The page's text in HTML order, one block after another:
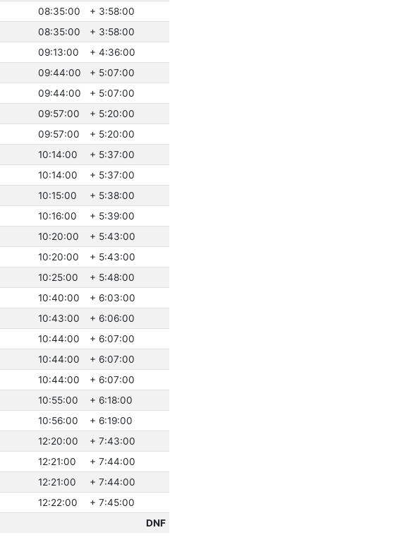
08:35:00
+ 3:58:00
08:35:00
+ 3:58:00
09:13:00
+ 4:36:00
09:44:00
+ 5:07:00
09:44:00
+ 5:07:00
09:57:00
+ 5:20:00
09:57:00
+ 5:20:00
10:14:00
+ 5:37:00
10:14:00
+ 5:37:00
10:15:00
+ 5:38:00
10:16:00
+ 5:39:00
10:20:00
+ 5:43:00
10:20:00
+ 5:43:00
10:25:00
+ 5:48:00
10:40:00
+ 6:03:00
10:43:00
+ 6:06:00
10:44:00
+ 6:07:00
10:44:00
+ 6:07:00
10:44:00
+ 6:07:00
10:55:00
+ 6:18:00
10:56:00
+ 6:19:00
12:20:00
+ 7:43:00
12:21:00
+ 7:44:00
12:21:00
+ 7:44:00
12:22:00
+ 7:45:00
DNF